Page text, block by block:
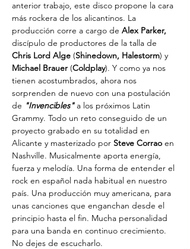
anterior trabajo, este disco propone la cara
más rockera de los alicantinos. La
producción corre a cargo de Alex Parker,
discípulo de productores de la talla de
Chris Lord Alge (Shinedown, Halestorm) y
Michael Brauer (Coldplay). Y como ya nos
tienen acostumbrados, ahora nos
sorprenden de nuevo con una postulación
de "Invencibles" a los próximos Latin
Grammy. Todo un reto conseguido de un
proyecto grabado en su totalidad en
Alicante y masterizado por Steve Corrao en
Nashville. Musicalmente aporta energía,
fuerza y melodía. Una forma de entender el
rock en español nada habitual en nuestro
país. Una producción muy americana, para
unas canciones que enganchan desde el
principio hasta el fin. Mucha personalidad
para una banda en continuo crecimiento.
No dejes de escucharlo.